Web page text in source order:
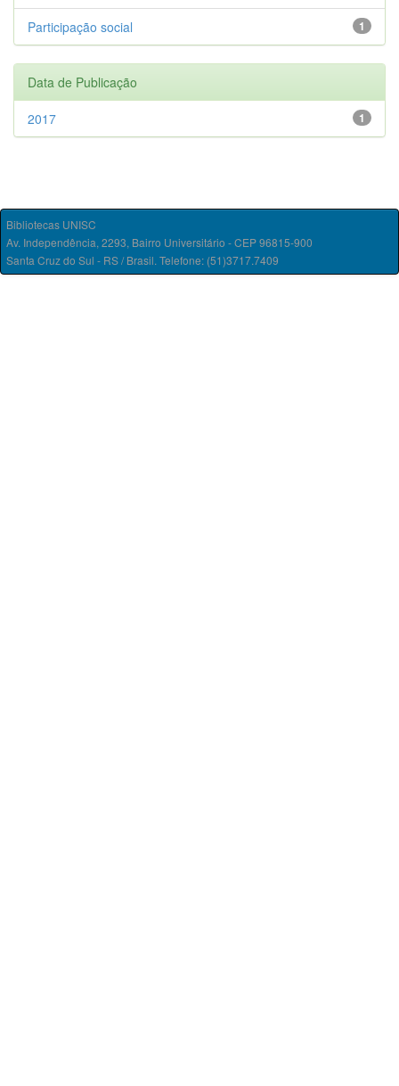
1
Participação social
Data de Publicação
1
2017
Bibliotecas UNISC
Av. Independência, 2293, Bairro Universitário - CEP 96815-900
Santa Cruz do Sul - RS / Brasil. Telefone: (51)3717.7409